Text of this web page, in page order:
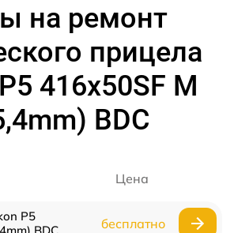
на ремонт
прицела
416x50SF M
BDC
Цена
P5
BDC
бесплатно